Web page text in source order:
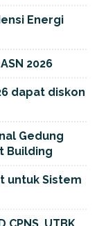
Energi
2026
dapat diskon
Gedung
Building
untuk Sistem